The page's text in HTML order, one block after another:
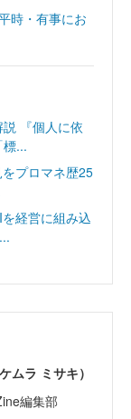
時・有事にお
『個人に依
...
プロマネ歴25
経営に組み込
ムラ ミサキ）
編集部